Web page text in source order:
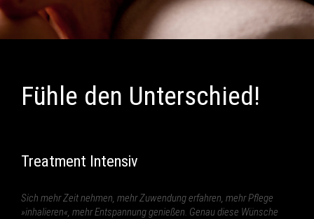
Fühle den Unterschied!
Treatment Intensiv
Sich mehr Zeit nehmen, mehr Zuwendung erfahren, mehr Pflege
»inhalieren«, mehr Entspannung genießen. Genau diese Wünsche